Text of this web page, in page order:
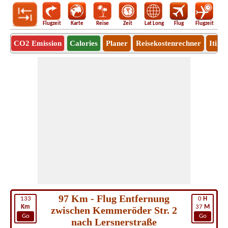
Flugzeit Karte Reise Zeit Lat Long Flug Flugzeit
CO2 Emission Calories Planer Reisekostenrechner
133
Km
Go
0 H
37 M
Go
97 Km - Flug Entfernung
zwischen Kemmeröder Str. 2
nach Lersnerstraße